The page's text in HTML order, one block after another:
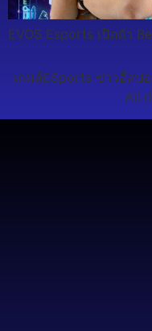
EVOS Esports เปิดตัว
เกมส์ESports ข่าวอีสป
All